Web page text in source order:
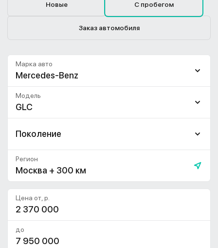
Новые С пробегом
Заказ автомобиля
Mercedes-Benz
Марка авто
GLC
Модель
Поколение
Москва + 300 км
Регион
Цена от, р.
до